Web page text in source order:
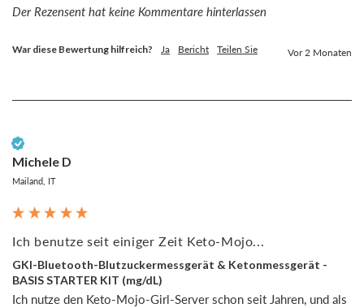
Der Rezensent hat keine Kommentare hinterlassen
War diese Bewertung hilfreich? Ja Bericht Teilen Sie Vor 2 Monaten
Michele D
Mailand, IT
Ich benutze seit einiger Zeit Keto-Mojo...
GKI-Bluetooth-Blutzuckermessgerät & Ketonmessgerät -
BASIS STARTER KIT (mg/dL)
Ich nutze den Keto-Mojo-Girl-Server schon seit Jahren, und als